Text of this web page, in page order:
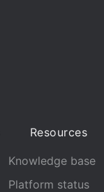
Resources
Knowledge base
Platform status